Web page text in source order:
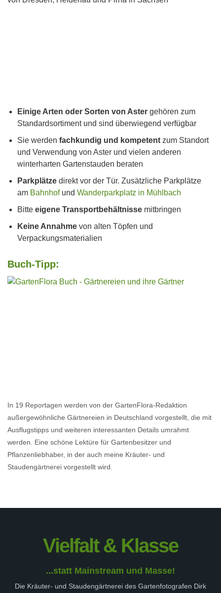
Einige Arten oder Sorten von Aster gehören zum
Standardsortiment und sind überwiegend verfügbar
Sie werden fachkundig und kompetent zum Standort
und Verwendung von Aster und vielen anderen
winterharten Gartenstauden beraten
Parkplätze direkt vor der Tür. Zusätzliche Parkplätze
am Bahnhofund Wanderparkplatz in Mühlbach
Bitte eigene Transportbehältnisse mitbringen
Keine Annahme von alten Töpfen und
Verpackungsmaterialien
Buch-Tipp:
In 19 Reportagen werden von der GartenFlora-Redaktion
außergewöhnliche Gärtnereien in Deutschland vorgestellt, die mit
Ausflugstipps und weiteren interessanten Details umrahmt
werden. Eine schöne Lektüre für Gartenbesitzer und
Pflanzenliebhaber, in der auch meine Kräuter- und
Staudengärtnerei vorgestellt wird.
Vielfalt & Klasse
...statt Mainstream und Masse!
Die Kräuter- und Staudengärtnerei des Gartenfotografen Dirk